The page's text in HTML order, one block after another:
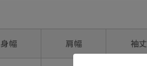
身幅 肩幅 袖丈